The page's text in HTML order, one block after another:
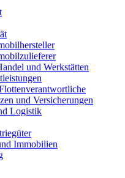
und Werkstätten
und Versicherungen
Logistik
Immobilien